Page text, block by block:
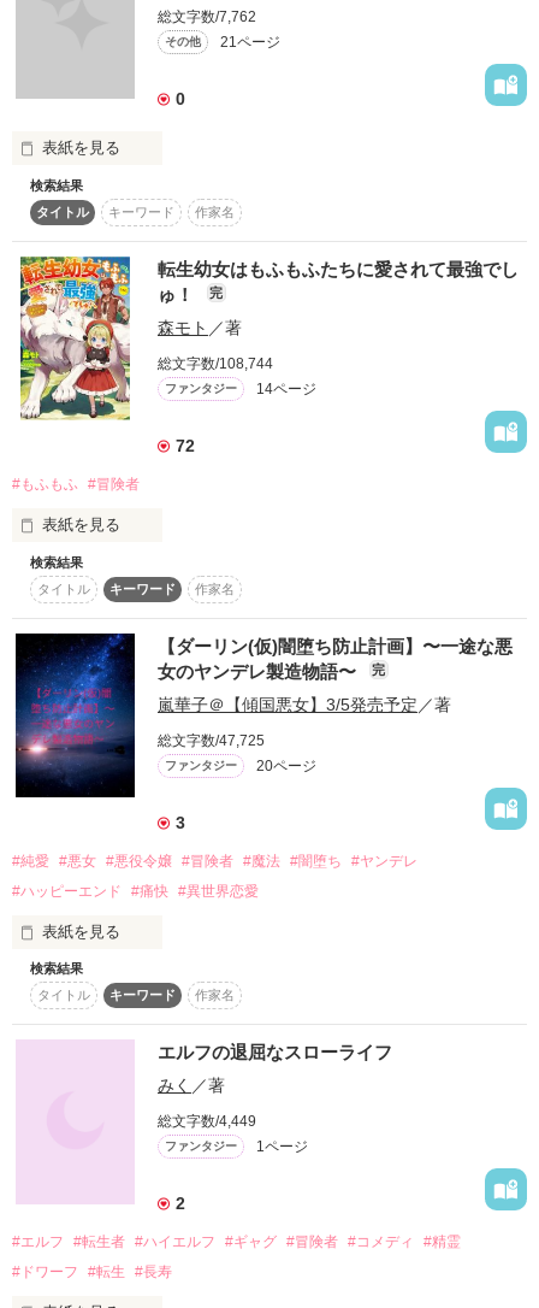
総文字数/7,762
その他 21ページ
0
表紙を見る
神様から幸せになる
ことを許されない『僕』は、街で偶然神様に出会い、話を聞い
てみることにした…
僕が夢で見たことを参考にして書いた、ちょっと奇妙なお話で
す（笑）
作品を読む
検索結果
タイトル
キーワード 作家名
転生幼女はもふもふたちに愛されて最強でし
ゅ！
完
森モト ／著
総文字数/108,744
ファンタジー 14ページ
72
#もふもふ #冒険者
表紙を見る
リファは六度の転生と壮絶な死を経て、
七度目で絶世の美少女に生まれ変わった。
ただし前前前前世からずっと引き継いでいる
〝動物と会話できる〟能力はそのままに――。
そんな彼女が、
家出したり恐ろしい美貌の青年に世話をやかれたり謎の物体
（UMA）に懐かれたり国を救ったりするお話です。
※森モトが頑張って慣れない「でしゅましゅ」つかってます。
よろしくお願いします。
検索結果
タイトル
キーワード 作家名
【ダーリン(仮)闇堕ち防止計画】〜一途な悪
女のヤンデレ製造物語〜
完
嵐華子＠【傾国悪女】3/5発売予定 ／著
総文字数/47,725
ファンタジー 20ページ
3
#純愛 #悪女 #悪役令嬢 #冒険者 #魔法 #闇堕ち
#ヤンデレ
#ハッピーエンド
#痛快 #異世界恋愛
表紙を見る
生存競争激しい辺境領主の娘、ミルティアは夢を見た。見知ら
ぬ美少年が闇堕ちするまでの半生。
やがて美少年を偶然見かけ、自領へ招く。生存競争で鍛えた脳
筋の拳で美少年の根性を鍛える為に。
美少年に胸ぐらを掴まれれば、拳で語るミルティア。何年も経
って初恋を自覚しても実らず。
心の中でダーリン(仮)と呼びつつ、闇堕ちを防ごうと悪女の道
を突き進む！ラスボスとなって夢の結末を変える為に！
修行をすれば成り行きで古竜をフルボッコ。闇堕ちの元凶たる
当初の計画は変更。けれどミルティアの目的は変わらない！
検索結果
タイトル
キーワード 作家名
エルフの退屈なスローライフ
みく ／著
総文字数/4,449
ファンタジー 1ページ
2
#エルフ #転生者 #ハイエルフ #ギャグ #冒険者 #コメディ
#精霊
#ドワーフ
#転生 #長寿